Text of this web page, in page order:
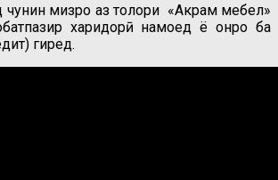
мизро аз толори «Акрам мебел»
харидорӣ намоед ё онро ба
гиред.